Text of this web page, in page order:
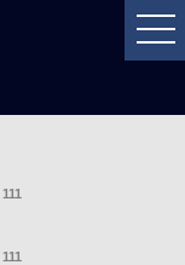
111
111